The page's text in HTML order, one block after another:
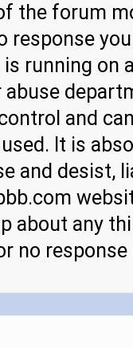
the forum
response
running on
and
It is
and desist,
about any
no response